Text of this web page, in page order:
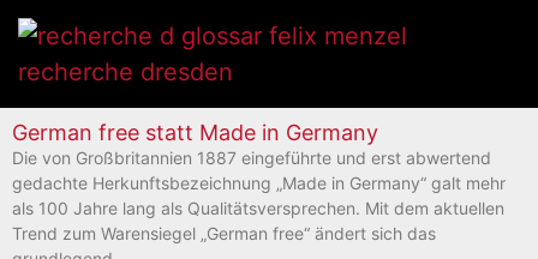
German free statt Made in Germany
Die von Großbritannien 1887 eingeführte und erst abwertend
gedachte Herkunftsbezeichnung „Made in Germany“ galt mehr
als 100 Jahre lang als Qualitätsversprechen. Mit dem aktuellen
Trend zum Warensiegel „German free“ ändert sich das